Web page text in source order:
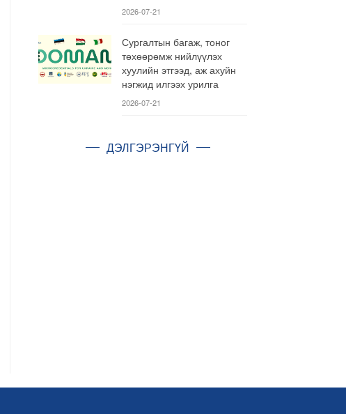
2026-07-21
Сургалтын багаж, тоног
төхөөрөмж нийлүүлэх
хуулийн этгээд, аж ахуйн
нэгжид илгээх урилга
2026-07-21
ДЭЛГЭРЭНГҮЙ